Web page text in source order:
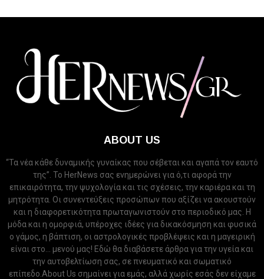
ABOUT US
“Τα νέα κάθε δυναμικής γυναίκας που σέβεται και αγαπά τον εαυτό
της”. Το HerNews σας ενημερώνει για ό,τι αφορά την
επικαιρότητα, την ψυχολογία και τις σχέσεις, την καριέρα και τη
μητρότητα. Οι συνεντεύξεις προσώπων που αξίζει να ακουστούν
και η διαφορετικότητα πρωταγωνιστούν στο περιοδικό μας. Η
μόδα και η ομορφιά, υπέροχες ιδέες για δικακόσμηση και φυσικά
ο γάμος, η βάπτιση, οι αστρολογικές προβλέψεις και η μαγειρική
είναι στο... μενού μας! Εδώ θα διαβάσετε άρθρα για την υγεία και
την αυτοβελτίωση σας, σε πνευματικό και σωματικό
επίπεδο.About Us σημαίνει για εμάς, αλλά χωρίς εσάς δεν είχαμε